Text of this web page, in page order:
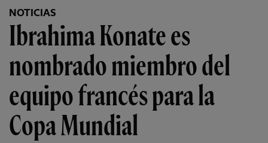
NOTICIAS
Ibrahima Konate es
nombrado miembro del
equipo francés para la
Copa Mundial